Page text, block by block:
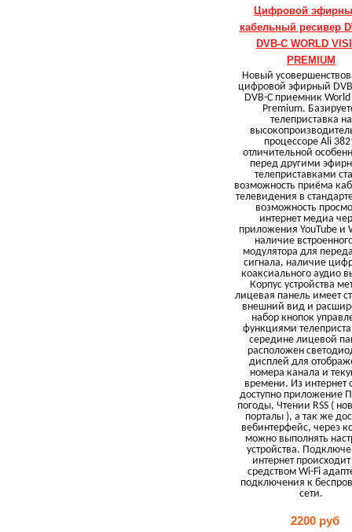
Цифровой
кабельный ресивер
DVB-C WORLD
PREMIUM
Новый
цифровой эфирный
DVB-C приемник World
Premium.
телеприставка на
процессоре Ali
отличительной
перед другими
телеприставками
возможность приёма
телевидения в
возможность
интернет медиа
приложения YouTube и
наличие
модулятора для
сигнала, наличие
коаксиального аудио
Корпус устройства
лицевая панель имеет
внешний вид и
набор кнопок
функциями
середине лицевой
расположен
дисплей для
номера канала и
времени. Из интернет
доступно приложение
погоды, Чтении RSS (
порталы ), а так же
вебинтерфейс, через
можно выполнять
устройства.
интернет
средством Wi-Fi
подключения к
сети.
2200 руб